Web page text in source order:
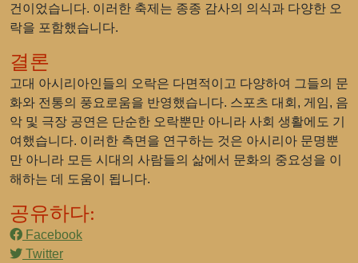
건이었습니다. 이러한 축제는 종종 감사의 의식과 다양한 오
락을 포함했습니다.
결론
고대 아시리아인들의 오락은 다면적이고 다양하여 그들의 문
화와 전통의 풍요로움을 반영했습니다. 스포츠 대회, 게임, 음
악 및 극장 공연은 단순한 오락뿐만 아니라 사회 생활에도 기
여했습니다. 이러한 측면을 연구하는 것은 아시리아 문명뿐
만 아니라 모든 시대의 사람들의 삶에서 문화의 중요성을 이
해하는 데 도움이 됩니다.
공유하다:
Facebook
Twitter